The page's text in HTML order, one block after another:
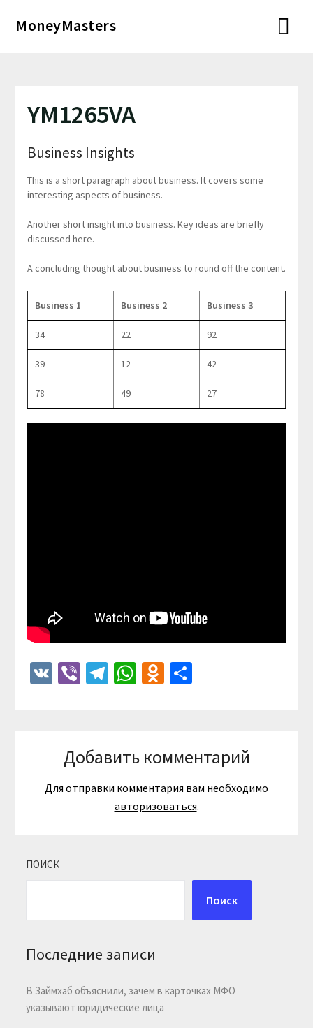
MoneyMasters
YM1265VA
Business Insights
This is a short paragraph about business. It covers some
interesting aspects of business.
Another short insight into business. Key ideas are briefly
discussed here.
A concluding thought about business to round off the content.
Business 1 Business 2 Business 3
34 22 92
39 12 42
78 49 27
VKViberTelegram
WhatsApp
Odnoklassniki
Отправить
Добавить комментарий
Для отправки комментария вам необходимо
авторизоваться.
ПОИСК
Поиск
Последние записи
В Займхаб объяснили, зачем в карточках МФО
указывают юридические лица